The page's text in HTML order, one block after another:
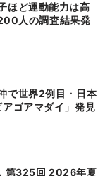
人の調査結果発
ゴアマダイ」発見
第325回 2026年夏